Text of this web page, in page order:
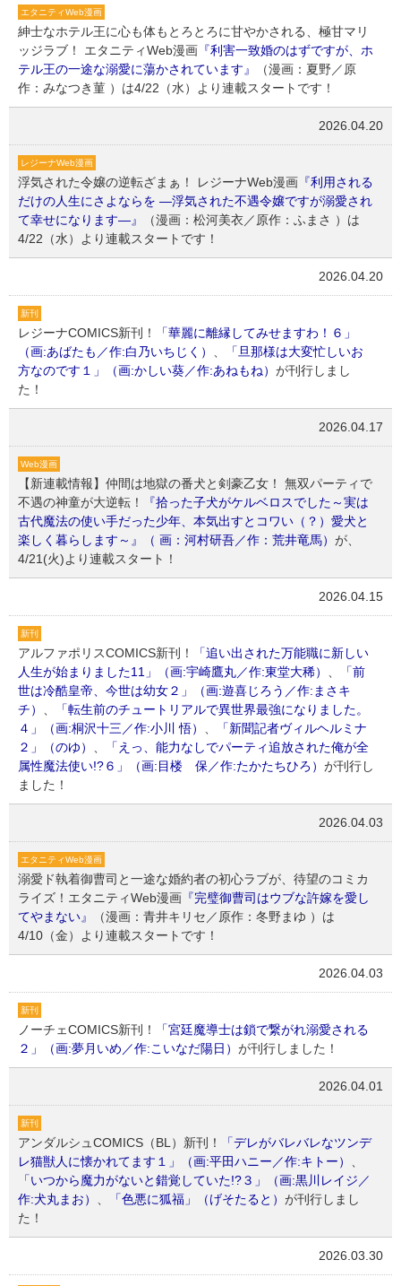
エタニティWeb漫画
紳士なホテル王に心も体もとろとろに甘やかされる、極甘マリ
ッジラブ！ エタニティWeb漫画 『利害一致婚のはずですが、ホ
テル王の一途な溺愛に蕩かされています』
（漫画：夏野／原
作：みなつき菫 ）は4/22（水）より連載スタートです！
2026.04.20
レジーナWeb漫画
浮気された令嬢の逆転ざまぁ！ レジーナWeb漫画 『利用される
だけの人生にさよならを ―浮気された不遇令嬢ですが溺愛され
て幸せになります―』
（漫画：松河美衣／原作：ふまさ ）は
4/22（水）より連載スタートです！
2026.04.20
新刊
レジーナCOMICS新刊！
「華麗に離縁してみせますわ！６」
（画:あばたも／作:白乃いちじく）
「旦那様は大変忙しいお
方なのです１」（画:かしい葵／作:あねもね） が刊行しまし
た！
2026.04.17
Web漫画
【新連載情報】仲間は地獄の番犬と剣豪乙女！ 無双パーティで
不遇の神童が大逆転！
『拾った子犬がケルベロスでした～実は
古代魔法の使い手だった少年、本気出すとコワい（？）愛犬と
楽しく暮らします～』（ 画：河村研吾／作：荒井竜馬） が、
4/21(火)より連載スタート！
2026.04.15
新刊
アルファポリスCOMICS新刊！
「追い出された万能職に新しい
人生が始まりました11」（画:宇崎鷹丸／作:東堂大稀）
「前
世は冷酷皇帝、今世は幼女２」（画:遊喜じろう／作:まさキ
チ）
「転生前のチュートリアルで異世界最強になりました。
４」（画:桐沢十三／作:小川 悟）
「新聞記者ヴィルヘルミナ
２」（のゆ）
「えっ、能力なしでパーティ追放された俺が全
属性魔法使い!?６」（画:目楼 保／作:たかたちひろ） が刊行し
ました！
2026.04.03
エタニティWeb漫画
溺愛ド執着御曹司と一途な婚約者の初心ラブが、待望のコミカ
ライズ！エタニティWeb漫画 『完璧御曹司はウブな許嫁を愛し
てやまない』
（漫画：青井キリセ／原作：冬野まゆ ）は
4/10（金）より連載スタートです！
2026.04.03
新刊
ノーチェCOMICS新刊！
「宮廷魔導士は鎖で繋がれ溺愛される
２」（画:夢月いめ／作:こいなだ陽日） が刊行しました！
2026.04.01
新刊
アンダルシュCOMICS（BL）新刊！
「デレがバレバレなツンデ
レ猫獣人に懐かれてます１」（画:平田ハニー／作:キトー）
「いつから魔力がないと錯覚していた!?３」（画:黒川レイジ／
作:犬丸まお）
「色悪に狐福」（げそたると） が刊行しまし
た！
2026.03.30